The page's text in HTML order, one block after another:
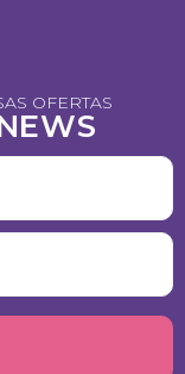
OFERTAS